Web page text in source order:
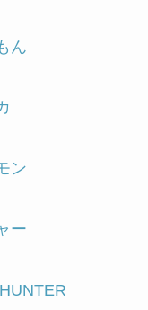
ん
ン
ー